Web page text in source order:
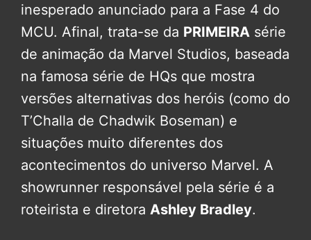
inesperado anunciado para a Fase 4 do
MCU. Afinal, trata-se da PRIMEIRA série
de animação da Marvel Studios, baseada
na famosa série de HQs que mostra
versões alternativas dos heróis (como do
T’Challa de Chadwik Boseman) e
situações muito diferentes dos
acontecimentos do universo Marvel. A
showrunner responsável pela série é a
roteirista e diretora Ashley Bradley.